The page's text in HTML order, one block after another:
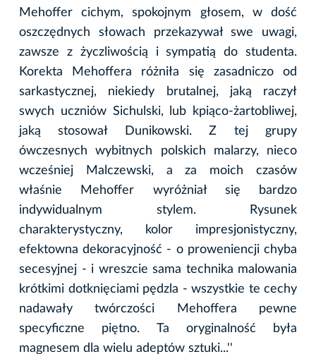
Mehoffer cichym, spokojnym głosem, w dość
oszczędnych słowach przekazywał swe uwagi,
zawsze z życzliwością i sympatią do studenta.
Korekta Mehoffera różniła się zasadniczo od
sarkastycznej, niekiedy brutalnej, jaką raczył
swych uczniów Sichulski, lub kpiąco-żartobliwej,
jaką stosował Dunikowski. Z tej grupy
ówczesnych wybitnych polskich malarzy, nieco
wcześniej Malczewski, a za moich czasów
właśnie Mehoffer wyróżniał się bardzo
indywidualnym stylem. Rysunek
charakterystyczny, kolor impresjonistyczny,
efektowna dekoracyjność - o proweniencji chyba
secesyjnej - i wreszcie sama technika malowania
krótkimi dotknięciami pędzla - wszystkie te cechy
nadawały twórczości Mehoffera pewne
specyficzne piętno. Ta oryginalność była
magnesem dla wielu adeptów sztuki...''